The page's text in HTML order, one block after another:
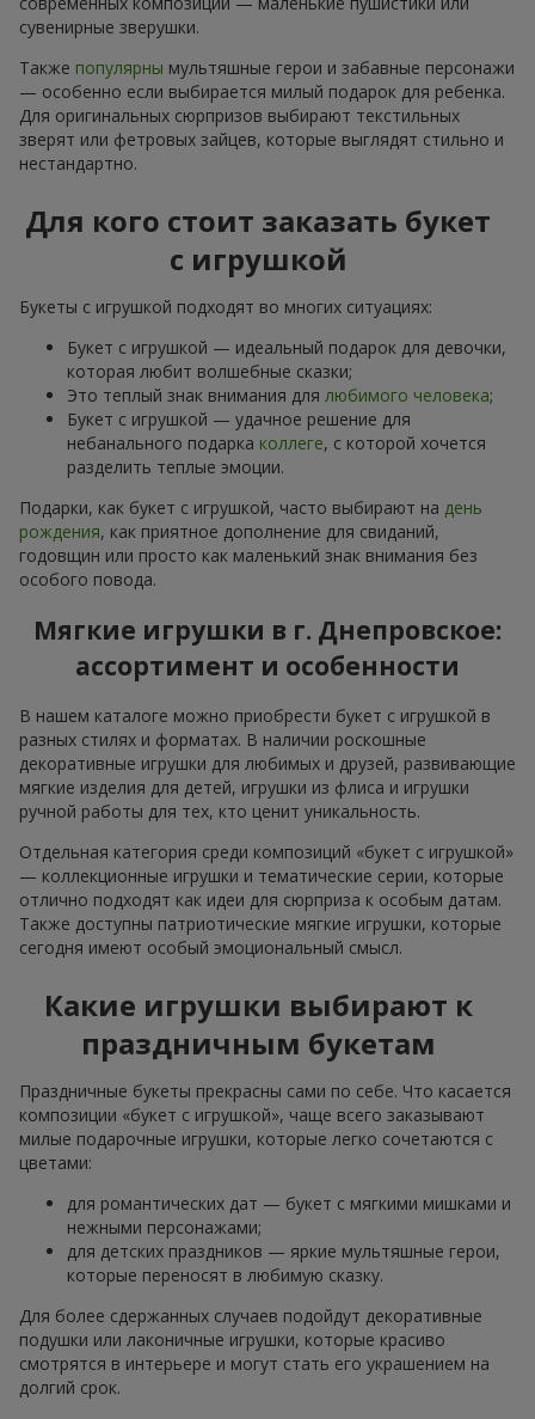
сувенирные зверушки.
Также популярны мультяшные герои и забавные персонажи
— особенно если выбирается милый подарок для ребенка.
Для оригинальных сюрпризов выбирают текстильных
зверят или фетровых зайцев, которые выглядят стильно и
нестандартно.
Для кого стоит заказать букет
с игрушкой
Букеты с игрушкой подходят во многих ситуациях:
Букет с игрушкой — идеальный подарок для девочки,
которая любит волшебные сказки;
Это теплый знак внимания для любимого человека;
Букет с игрушкой — удачное решение для
небанального подарка коллеге, с которой хочется
разделить теплые эмоции.
Подарки, как букет с игрушкой, часто выбирают на день
рождения, как приятное дополнение для свиданий,
годовщин или просто как маленький знак внимания без
особого повода.
Мягкие игрушки в г. Днепровское:
ассортимент и особенности
В нашем каталоге можно приобрести букет с игрушкой в
разных стилях и форматах. В наличии роскошные
декоративные игрушки для любимых и друзей, развивающие
мягкие изделия для детей, игрушки из флиса и игрушки
ручной работы для тех, кто ценит уникальность.
Отдельная категория среди композиций «букет с игрушкой»
— коллекционные игрушки и тематические серии, которые
отлично подходят как идеи для сюрприза к особым датам.
Также доступны патриотические мягкие игрушки, которые
сегодня имеют особый эмоциональный смысл.
Какие игрушки выбирают к
праздничным букетам
Праздничные букеты прекрасны сами по себе. Что касается
композиции «букет с игрушкой», чаще всего заказывают
милые подарочные игрушки, которые легко сочетаются с
цветами:
для романтических дат — букет с мягкими мишками и
нежными персонажами;
для детских праздников — яркие мультяшные герои,
которые переносят в любимую сказку.
Для более сдержанных случаев подойдут декоративные
подушки или лаконичные игрушки, которые красиво
смотрятся в интерьере и могут стать его украшением на
долгий срок.